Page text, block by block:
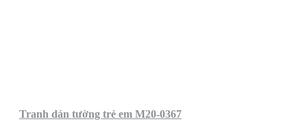
Tranh dán tường trẻ em M20-0367